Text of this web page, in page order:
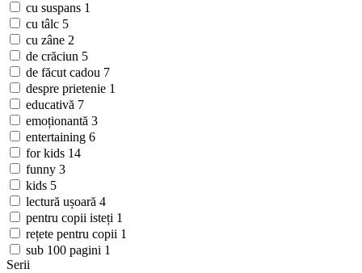
cu suspans 1
cu tâlc 5
cu zâne 2
de crăciun 5
de făcut cadou 7
despre prietenie 1
educativă 7
emoționantă 3
entertaining 6
for kids 14
funny 3
kids 5
lectură ușoară 4
pentru copii isteți 1
rețete pentru copii 1
sub 100 pagini 1
Serii